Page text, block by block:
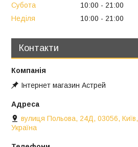
Субота
10:00
21:00
Неділя
10:00 21:00
Контакти
Інтернет магазин Астрей
вулиця Польова, 24Д, 03056, Київ,
Україна